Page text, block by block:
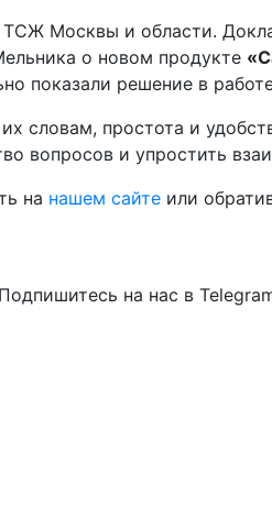
Москвы и области.
о новом продукте «
показали решение в
простота и
вопросов и упростить
на нашем сайте или
на нас в